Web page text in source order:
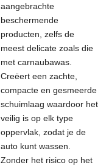
aangebrachte
beschermende
producten, zelfs de
meest delicate zoals die
met carnaubawas.
Creëert een zachte,
compacte en gesmeerde
schuimlaag waardoor het
veilig is op elk type
oppervlak, zodat je de
auto kunt wassen.
Zonder het risico op het